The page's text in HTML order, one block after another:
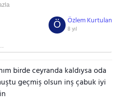
Özlem Kurtulan
8 yıl
Ö
birde ceyranda kaldıysa oda
geçmiş olsun inş çabuk iyi